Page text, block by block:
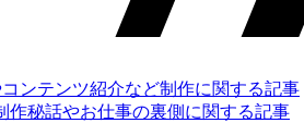
コンテンツ紹介など制作に関する記事
作秘話やお仕事の裏側に関する記事